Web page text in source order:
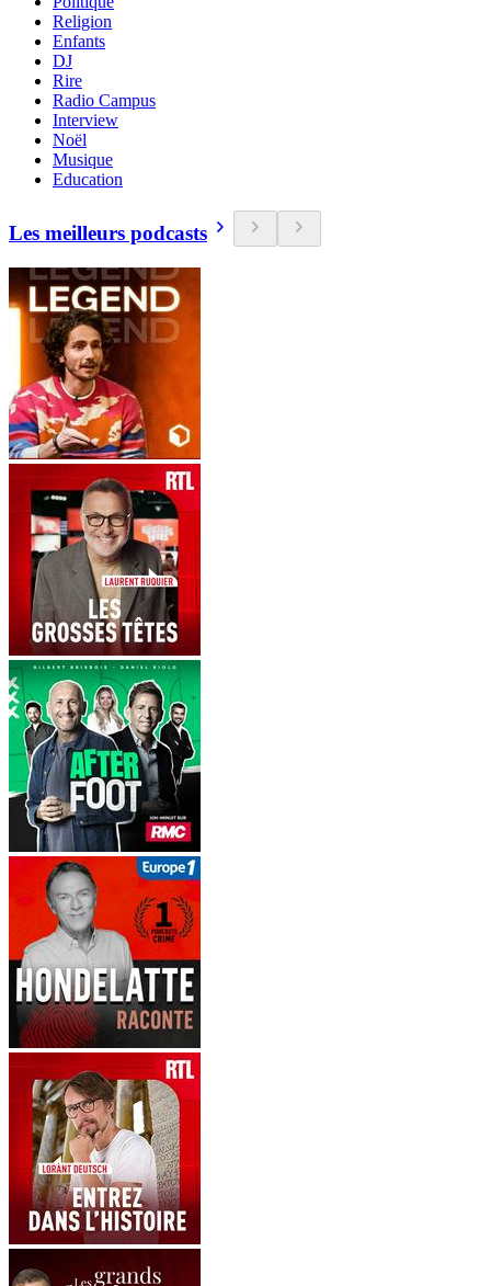
Religion
Enfants
DJ
Rire
Radio Campus
Interview
Noël
Musique
Education
Les meilleurs podcasts